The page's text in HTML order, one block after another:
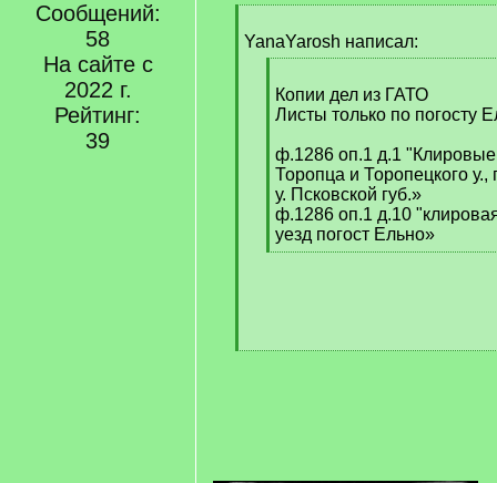
Сообщений:
58
На сайте с
2022 г.
Рейтинг:
39
q
YanaYarosh написал:
q
]
Копии дел из ГАТО
Листы только по погосту
ф.1286 оп.1 д.1 "Клировые
Торопца и Торопецкого
у. Псковской губ.»
ф.1286 оп.1 д.10
уезд погост Ельно»
[
[